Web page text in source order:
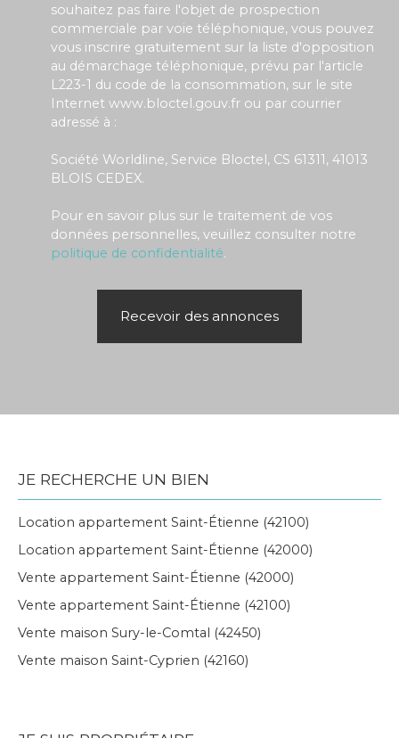
souhaitez pas faire l'objet de prospection
commerciale par voie téléphonique, vous pouvez
vous inscrire gratuitement sur la liste d'opposition
au démarchage téléphonique, prévu par l'article
L223-1 du code de la consommation, sur le site
Internet www.bloctel.gouv.fr ou par courrier
adressé à :
Société Worldline, Service Bloctel, CS 61311, 41013
BLOIS CEDEX.
Pour en savoir plus sur le traitement de vos
données personnelles, veuillez consulter notre
politique de confidentialité.
Recevoir des annonces
JE RECHERCHE UN BIEN
Location appartement Saint-Étienne (42100)
Location appartement Saint-Étienne (42000)
Vente appartement Saint-Étienne (42000)
Vente appartement Saint-Étienne (42100)
Vente maison Sury-le-Comtal (42450)
Vente maison Saint-Cyprien (42160)